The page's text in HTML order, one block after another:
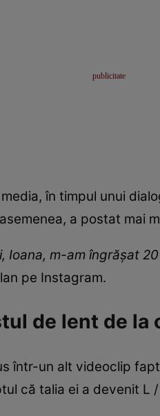
în timpul unui
a postat mai
Ioana, m-am îngrășat
pe Instagram.
de lent de la
într-un alt videoclip
că talia ei a devenit L